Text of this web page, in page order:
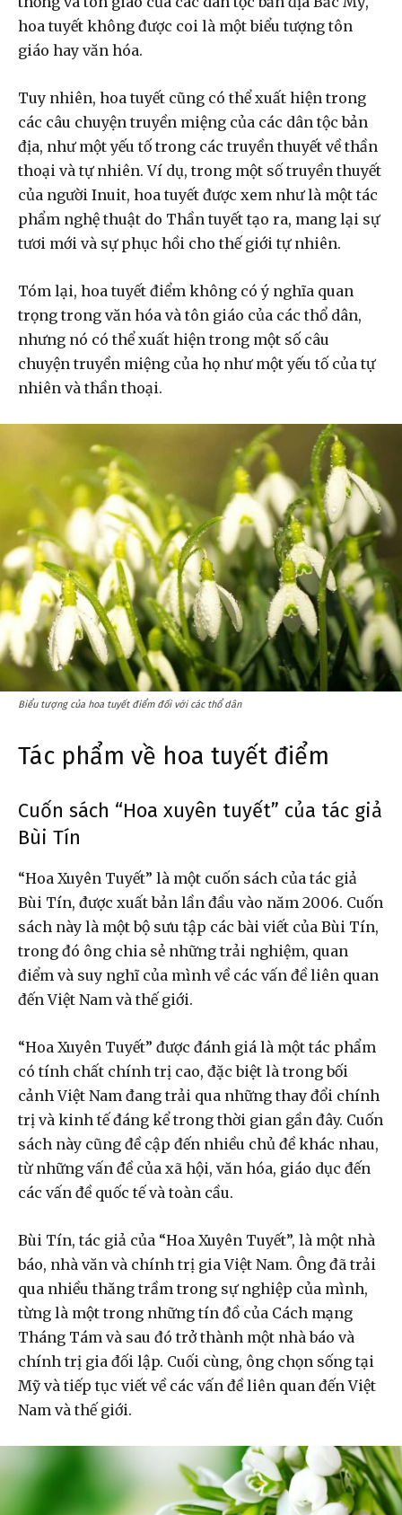
hoa tuyết không được coi là một biểu tượng tôn
giáo hay văn hóa.
Tuy nhiên, hoa tuyết cũng có thể xuất hiện trong
các câu chuyện truyền miệng của các dân tộc bản
địa, như một yếu tố trong các truyền thuyết về thần
thoại và tự nhiên. Ví dụ, trong một số truyền thuyết
của người Inuit, hoa tuyết được xem như là một tác
phẩm nghệ thuật do Thần tuyết tạo ra, mang lại sự
tươi mới và sự phục hồi cho thế giới tự nhiên.
Tóm lại, hoa tuyết điểm không có ý nghĩa quan
trọng trong văn hóa và tôn giáo của các thổ dân,
nhưng nó có thể xuất hiện trong một số câu
chuyện truyền miệng của họ như một yếu tố của tự
nhiên và thần thoại.
Biểu tượng của hoa tuyết điểm đối với các thổ dân
Tác phẩm về hoa tuyết điểm
Cuốn sách “Hoa xuyên tuyết” của tác giả
Bùi Tín
“Hoa Xuyên Tuyết” là một cuốn sách của tác giả
Bùi Tín, được xuất bản lần đầu vào năm 2006. Cuốn
sách này là một bộ sưu tập các bài viết của Bùi Tín,
trong đó ông chia sẻ những trải nghiệm, quan
điểm và suy nghĩ của mình về các vấn đề liên quan
đến Việt Nam và thế giới.
“Hoa Xuyên Tuyết” được đánh giá là một tác phẩm
có tính chất chính trị cao, đặc biệt là trong bối
cảnh Việt Nam đang trải qua những thay đổi chính
trị và kinh tế đáng kể trong thời gian gần đây. Cuốn
sách này cũng đề cập đến nhiều chủ đề khác nhau,
từ những vấn đề của xã hội, văn hóa, giáo dục đến
các vấn đề quốc tế và toàn cầu.
Bùi Tín, tác giả của “Hoa Xuyên Tuyết”, là một nhà
báo, nhà văn và chính trị gia Việt Nam. Ông đã trải
qua nhiều thăng trầm trong sự nghiệp của mình,
từng là một trong những tín đồ của Cách mạng
Tháng Tám và sau đó trở thành một nhà báo và
chính trị gia đối lập. Cuối cùng, ông chọn sống tại
Mỹ và tiếp tục viết về các vấn đề liên quan đến Việt
Nam và thế giới.